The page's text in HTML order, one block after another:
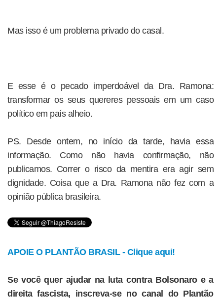
Mas isso é um problema privado do casal.
E esse é o pecado imperdoável da Dra. Ramona:
transformar os seus quereres pessoais em um caso
político em país alheio.
PS. Desde ontem, no início da tarde, havia essa
informação. Como não havia confirmação, não
publicamos. Correr o risco da mentira era agir sem
dignidade. Coisa que a Dra. Ramona não fez com a
opinião pública brasileira.
APOIE O PLANTÃO BRASIL - Clique aqui!
Se você quer ajudar na luta contra Bolsonaro e a
direita fascista, inscreva-se no canal do Plantão